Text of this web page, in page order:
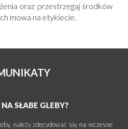
oraz przestrzegaj środków
mowa na etykiecie.
SŁABE GLEBY?
należy zdecydować się na wczesne